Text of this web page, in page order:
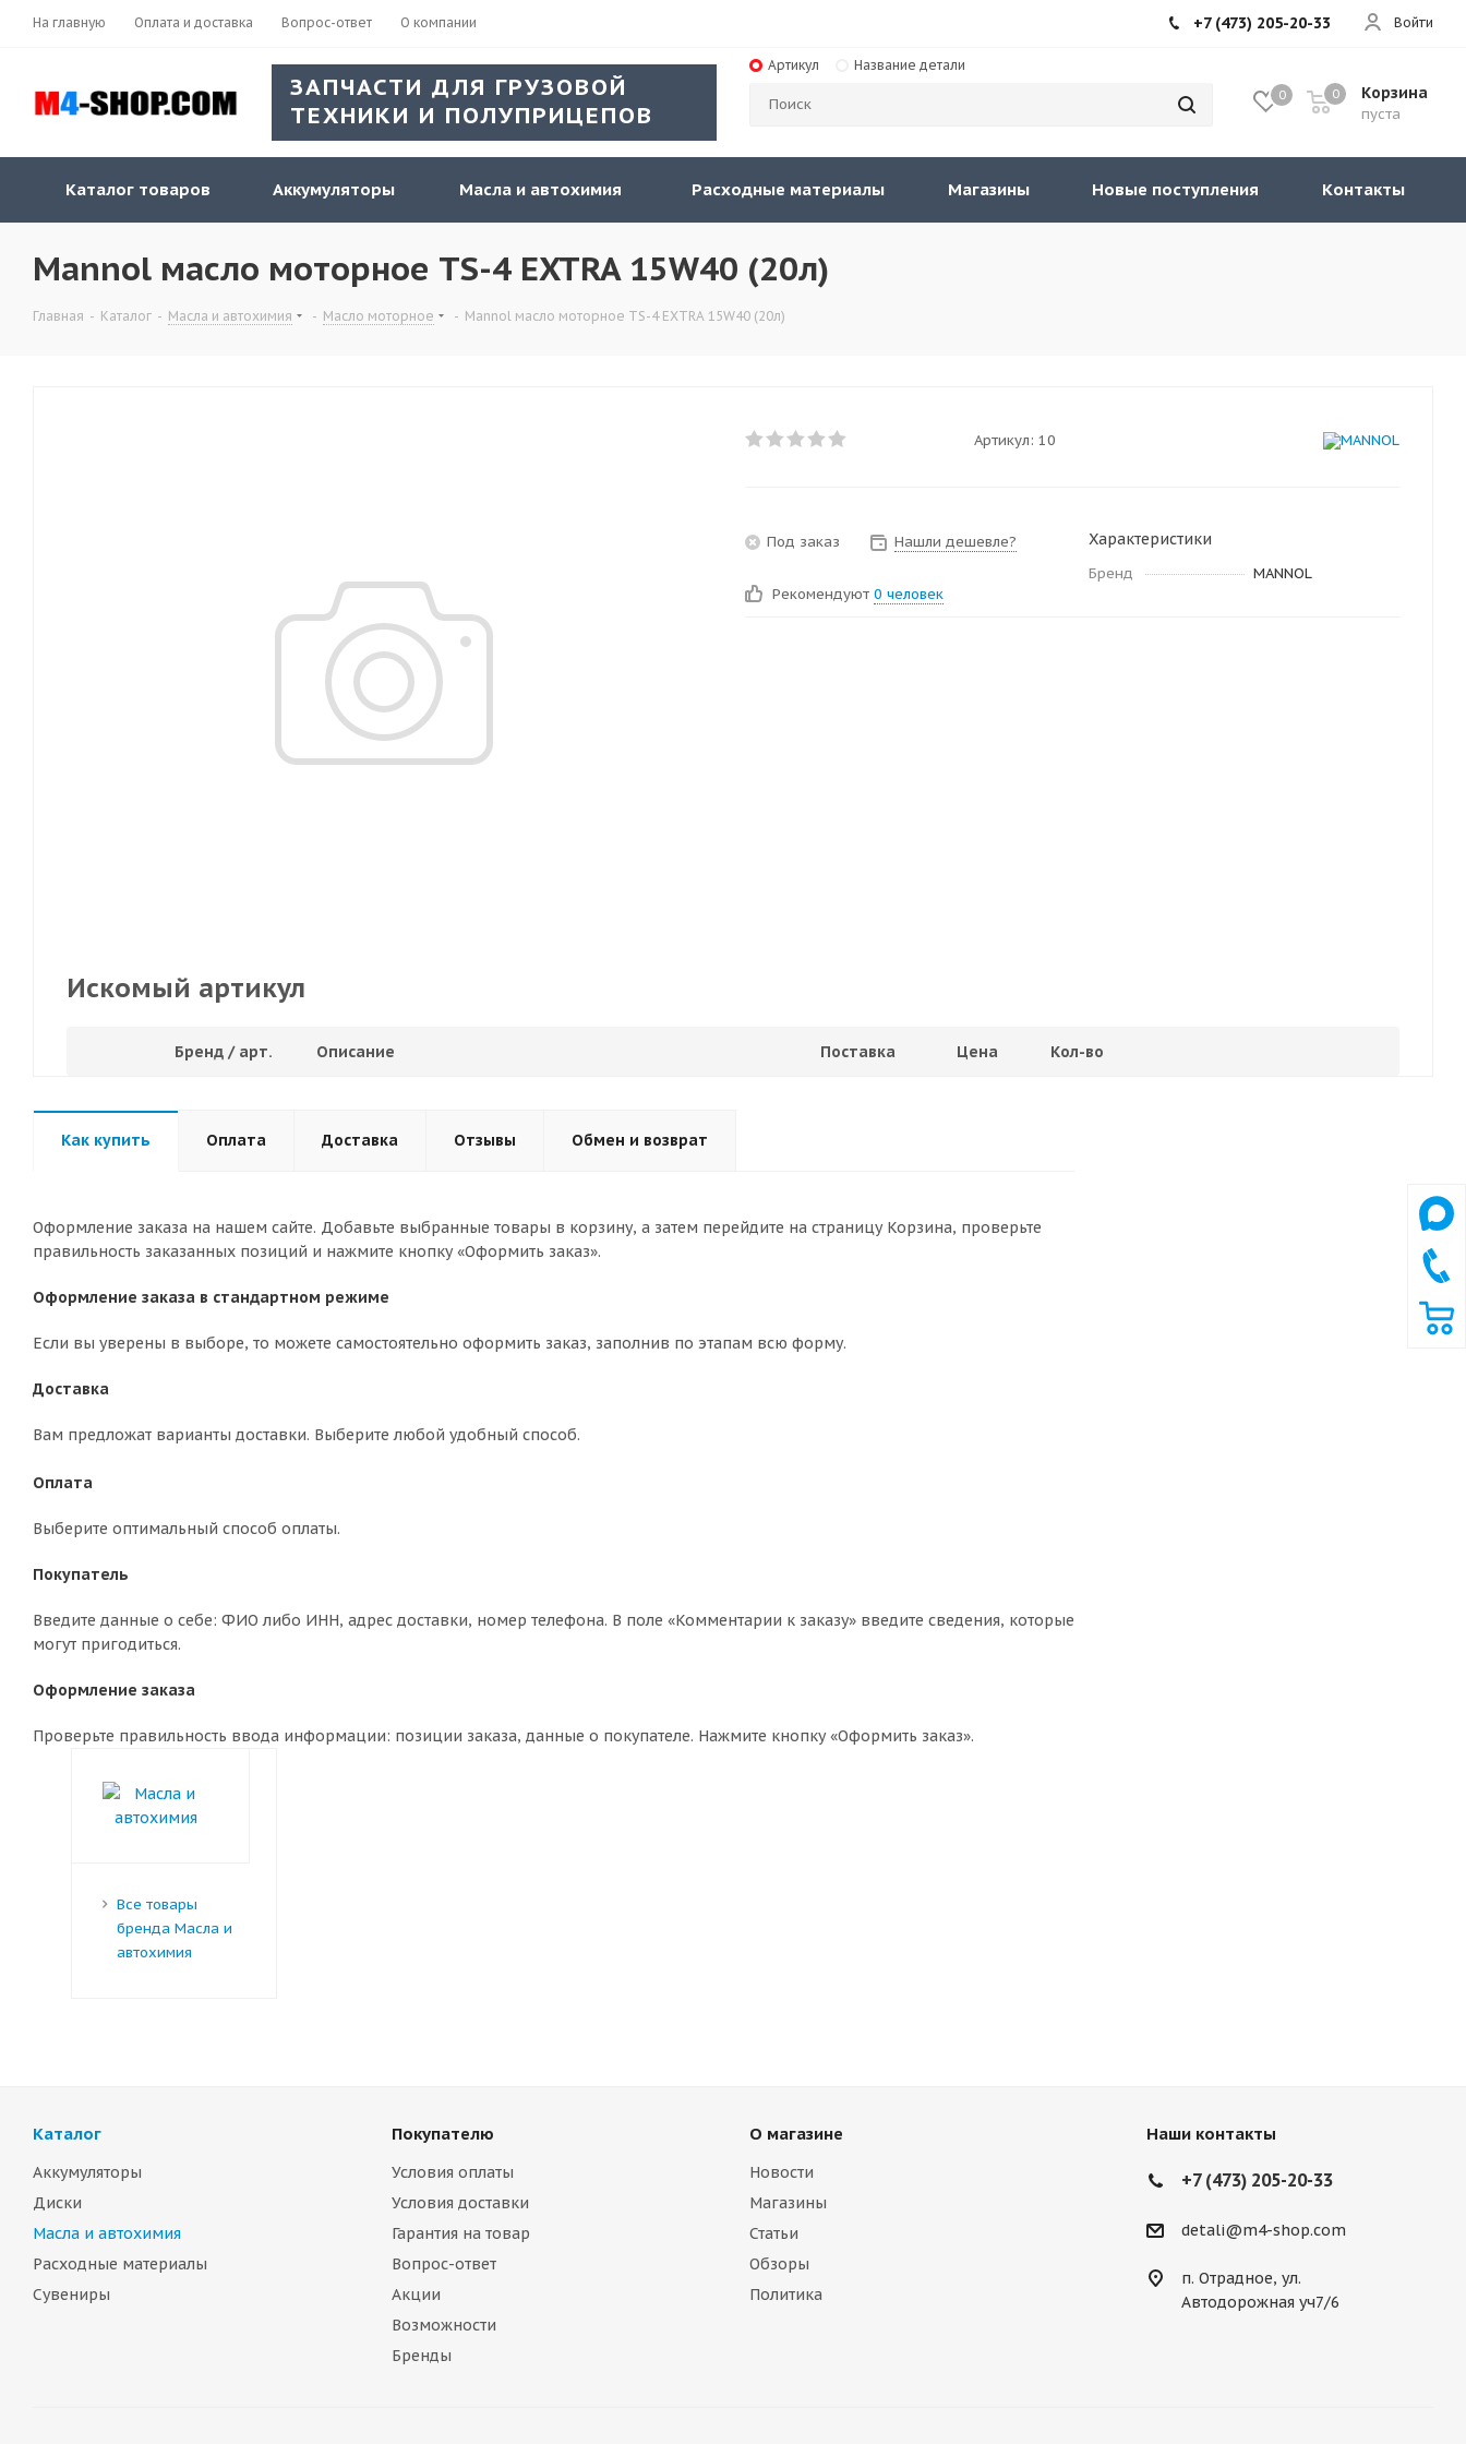
На главную Оплата и доставка Вопрос-ответ О компании Войти
+7 (473) 205-20-33
ЗАПЧАСТИ ДЛЯ ГРУЗОВОЙ
ТЕХНИКИ И ПОЛУПРИЦЕПОВ
Артикул Название детали
0 Корзина
пуста
0
Каталог товаров Аккумуляторы Масла и автохимия Расходные материалы Магазины Новые поступления Контакты
Mannol масло моторное TS-4 EXTRA 15W40 (20л)
Главная - Каталог - Масла и автохимия - Масло моторное - Mannol масло моторное TS-4 EXTRA 15W40 (20л)
Артикул: 10
Под заказ Нашли дешевле?
Рекомендуют 0 человек
Характеристики
Бренд MANNOL
Искомый артикул
Бренд / арт. Описание Поставка Цена Кол-во
Как купить Оплата Доставка Отзывы Обмен и возврат
Оформление заказа на нашем сайте. Добавьте выбранные товары в корзину, а затем перейдите на страницу Корзина, проверьте
правильность заказанных позиций и нажмите кнопку «Оформить заказ».
Оформление заказа в стандартном режиме
Если вы уверены в выборе, то можете самостоятельно оформить заказ, заполнив по этапам всю форму.
Доставка
Вам предложат варианты доставки. Выберите любой удобный способ.
Оплата
Выберите оптимальный способ оплаты.
Покупатель
Введите данные о себе: ФИО либо ИНН, адрес доставки, номер телефона. В поле «Комментарии к заказу» введите сведения, которые
могут пригодиться.
Оформление заказа
Проверьте правильность ввода информации: позиции заказа, данные о покупателе. Нажмите кнопку «Оформить заказ».
Все товары
бренда Масла и
автохимия
Каталог
Аккумуляторы
Диски
Масла и автохимия
Расходные материалы
Сувениры
Покупателю
Условия оплаты
Условия доставки
Гарантия на товар
Вопрос-ответ
Акции
Возможности
Бренды
О магазине
Новости
Магазины
Статьи
Обзоры
Политика
Наши контакты
+7 (473) 205-20-33
detali@m4-shop.com
п. Отрадное, ул.
Автодорожная уч7/6